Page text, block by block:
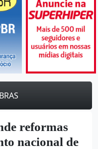
reformas
nacional de